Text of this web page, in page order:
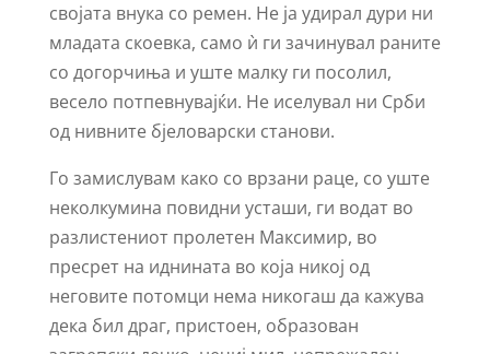
својата внука со ремен. Не ја удирал дури ни
младата скоевка, само ѝ ги зачинувал раните
со догорчиња и уште малку ги посолил,
весело потпевнувајќи. Не иселувал ни Срби
од нивните бјеловарски станови.
Го замислувам како со врзани раце, со уште
неколкумина повидни усташи, ги водат во
разлистениот пролетен Максимир, во
пресрет на иднината во која никој од
неговите потомци нема никогаш да кажува
дека бил драг, пристоен, образован